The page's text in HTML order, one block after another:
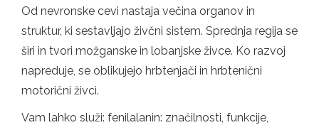
Od nevronske cevi nastaja večina organov in
struktur, ki sestavljajo živčni sistem. Sprednja regija se
širi in tvori možganske in lobanjske živce. Ko razvoj
napreduje, se oblikujejo hrbtenjači in hrbtenični
motorični živci.
Vam lahko služi: fenilalanin: značilnosti, funkcije,